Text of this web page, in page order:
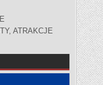
ATRAKCJE